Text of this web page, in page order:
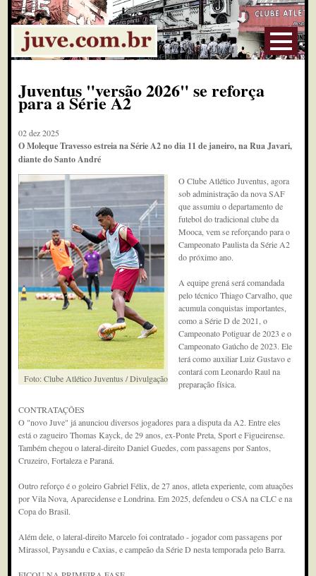
Juventus "versão 2026" se reforça
para a Série A2
02 dez 2025
O Moleque Travesso estreia na Série A2 no dia 11 de janeiro, na Rua Javari,
diante do Santo André
Foto: Clube Atlético Juventus / Divulgação
O Clube Atlético Juventus, agora
sob administração da nova SAF
que assumiu o departamento de
futebol do tradicional clube da
Mooca, vem se reforçando para o
Campeonato Paulista da Série A2
do próximo ano.
A equipe grená será comandada
pelo técnico Thiago Carvalho, que
acumula conquistas importantes,
como a Série D de 2021, o
Campeonato Potiguar de 2023 e o
Campeonato Gaúcho de 2023. Ele
terá como auxiliar Luiz Gustavo e
contará com Leonardo Raul na
preparação física.
CONTRATAÇÕES
O "novo Juve" já anunciou diversos jogadores para a disputa da A2. Entre eles
está o zagueiro Thomas Kayck, de 29 anos, ex-Ponte Preta, Sport e Figueirense.
Também chegou o lateral-direito Daniel Guedes, com passagens por Santos,
Cruzeiro, Fortaleza e Paraná.
Outro reforço é o goleiro Gabriel Félix, de 27 anos, atleta experiente, com atuações
por Vila Nova, Aparecidense e Londrina. Em 2025, defendeu o CSA na CLC e na
Copa do Brasil.
Além dele, o lateral-direito Marcelo foi contratado - jogador com passagens por
Mirassol, Paysandu e Caxias, e campeão da Série D nesta temporada pelo Barra.